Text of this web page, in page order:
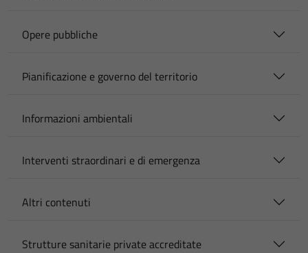
Opere pubbliche
Pianificazione e governo del territorio
Informazioni ambientali
Interventi straordinari e di emergenza
Altri contenuti
Strutture sanitarie private accreditate